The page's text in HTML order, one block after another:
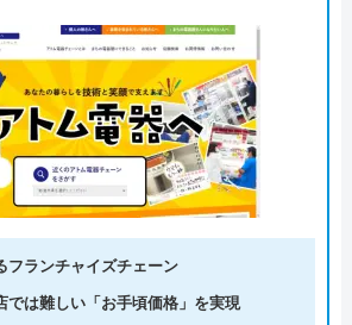
フランチャイズチェーン
では難しい「お手頃価格」を実現